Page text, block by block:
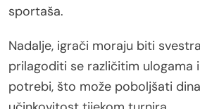
sportaša.
Nadalje, igrači moraju biti
prilagoditi se različitim ulogama
potrebi, što može poboljšati